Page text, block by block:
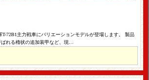
72B1主力戦車にバリエーションモデルが登場します。 製品
れる櫓状の追加装甲など、現…